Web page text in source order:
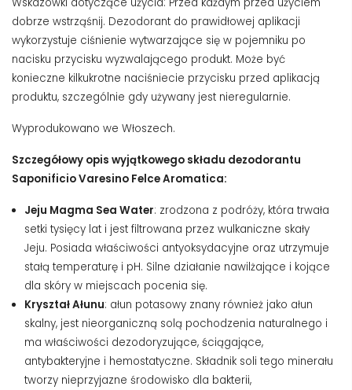
dobrze wstrząśnij. Dezodorant do prawidłowej aplikacji
wykorzystuje ciśnienie wytwarzające się w pojemniku po
nacisku przycisku wyzwalającego produkt. Może być
konieczne kilkukrotne naciśniecie przycisku przed aplikacją
produktu, szczególnie gdy używany jest nieregularnie.
Wyprodukowano we Włoszech.
Szczegółowy opis wyjątkowego składu dezodorantu
Saponificio Varesino Felce Aromatica:
Jeju Magma Sea Water: zrodzona z podróży, która trwała
setki tysięcy lat i jest filtrowana przez wulkaniczne skały
Jeju. Posiada właściwości antyoksydacyjne oraz utrzymuje
stałą temperaturę i pH. Silne działanie nawilżające i kojące
dla skóry w miejscach pocenia się.
Kryształ Ałunu: ałun potasowy znany również jako ałun
skalny, jest nieorganiczną solą pochodzenia naturalnego i
ma właściwości dezodoryzujące, ściągające,
antybakteryjne i hemostatyczne. Składnik soli tego minerału
tworzy nieprzyjazne środowisko dla bakterii,